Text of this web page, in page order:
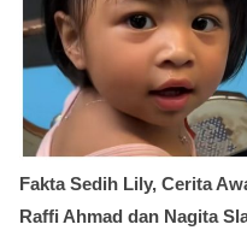
Fakta Sedih Lily, Cerita
Raffi Ahmad dan Nagita